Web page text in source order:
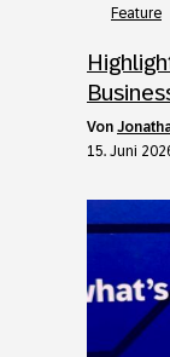
Feature
von
15. Juni